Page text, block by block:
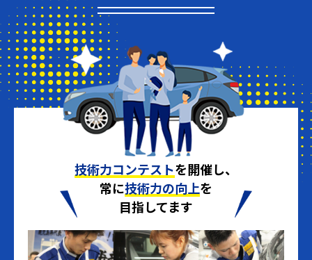
技術力コンテストを開催し、
常に技術力の向上を
目指してます